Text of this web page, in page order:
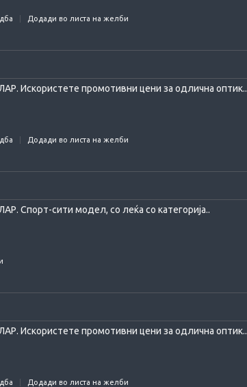
Додади во листа на желби
Додади во листа на желби
Искористете промотивни цени за одлична оптик..
Спорт-сити модел, со леќа со категорија..
Додади во листа на желби
Искористете промотивни цени за одлична оптик..